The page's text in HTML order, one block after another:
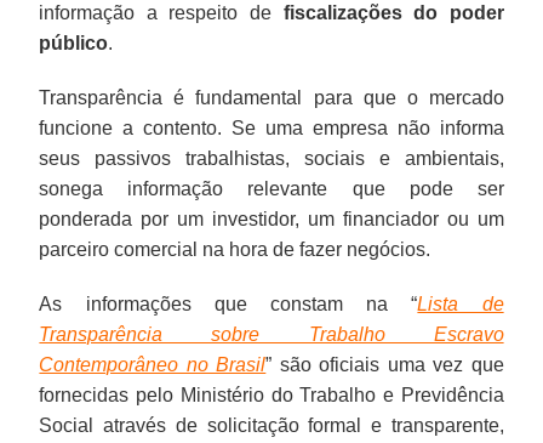
informação a respeito de fiscalizações do poder
público.
Transparência é fundamental para que o mercado
funcione a contento. Se uma empresa não informa
seus passivos trabalhistas, sociais e ambientais,
sonega informação relevante que pode ser
ponderada por um investidor, um financiador ou um
parceiro comercial na hora de fazer negócios.
As informações que constam na “Lista de
Transparência sobre Trabalho Escravo
Contemporâneo no Brasil” são oficiais uma vez que
fornecidas pelo Ministério do Trabalho e Previdência
Social através de solicitação formal e transparente,